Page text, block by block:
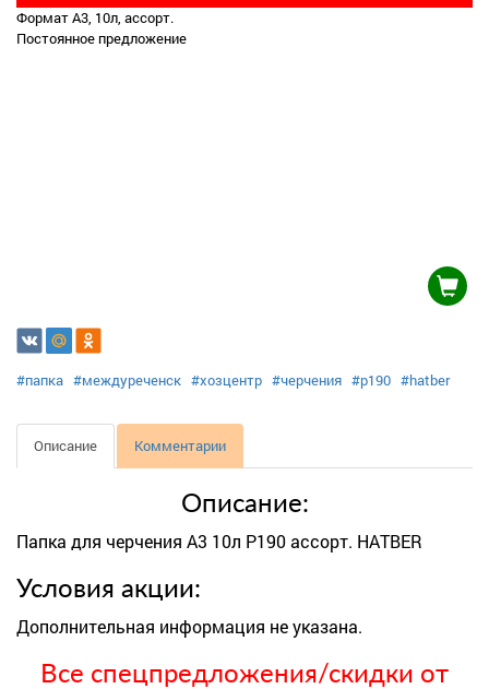
Формат А3, 10л, ассорт.
Постоянное предложение
#папка #междуреченск #хозцентр #черчения #р190 #hatber
Описание Комментарии
Описание:
Папка для черчения А3 10л Р190 ассорт. HATBER
Условия акции:
Дополнительная информация не указана.
Все спецпредложения/скидки от